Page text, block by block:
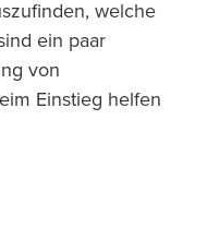
welche
ein paar
von
Einstieg helfen